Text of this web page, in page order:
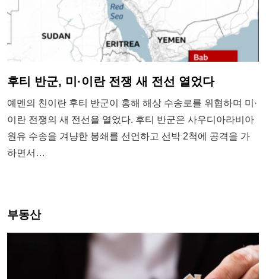
후티 반군, 미·이란 전쟁 새 전선 열었다
예멘의 친이란 후티 반군이 홍해 해상 수송로를 위협하며 미·
이란 전쟁의 새 전선을 열었다. 후티 반군은 사우디아라비아
원유 수송을 겨냥한 봉쇄를 선언하고 선박 2척에 공격을 가
하면서…
부동산